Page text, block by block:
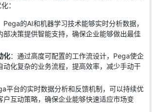
：
Pega的AI和机器学习技术能够实时分析数据，
部决策提供智能支持，确保企业能够做出最佳
化：通过高度可配置的工作流设计，Pega使企
动化复杂的业务流程，提高效率，减少手动干
平台的实时数据分析和反馈机制，可以持续优
户互动策略，确保企业能够快速适应市场变